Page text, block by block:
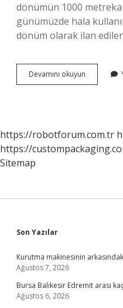
dönümün 1000
günümüzde hala
dönüm olarak ilan
Devamını okuyun
Dönüm
https://robotforum.com.tr
https://
Sitemap
Sidebar
Son Yazılar
Kurutma makinesinin
Ağustos 7, 2026
Bursa Balıkesir Edremit arası
Ağustos 6, 2026